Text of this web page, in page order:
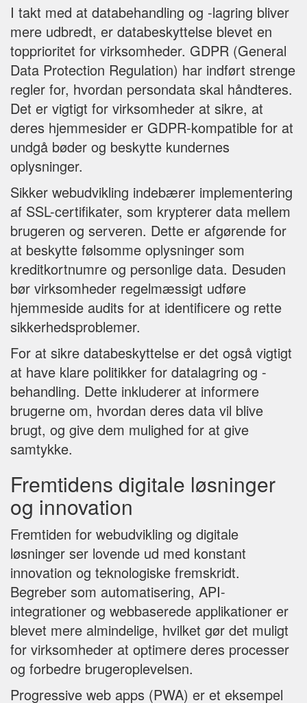
I takt med at databehandling og -lagring bliver
mere udbredt, er databeskyttelse blevet en
topprioritet for virksomheder. GDPR (General
Data Protection Regulation) har indført strenge
regler for, hvordan persondata skal håndteres.
Det er vigtigt for virksomheder at sikre, at
deres hjemmesider er GDPR-kompatible for at
undgå bøder og beskytte kundernes
oplysninger.
Sikker webudvikling indebærer implementering
af SSL-certifikater, som krypterer data mellem
brugeren og serveren. Dette er afgørende for
at beskytte følsomme oplysninger som
kreditkortnumre og personlige data. Desuden
bør virksomheder regelmæssigt udføre
hjemmeside audits for at identificere og rette
sikkerhedsproblemer.
For at sikre databeskyttelse er det også vigtigt
at have klare politikker for datalagring og -
behandling. Dette inkluderer at informere
brugerne om, hvordan deres data vil blive
brugt, og give dem mulighed for at give
samtykke.
Fremtidens digitale løsninger
og innovation
Fremtiden for webudvikling og digitale
løsninger ser lovende ud med konstant
innovation og teknologiske fremskridt.
Begreber som automatisering, API-
integrationer og webbaserede applikationer er
blevet mere almindelige, hvilket gør det muligt
for virksomheder at optimere deres processer
og forbedre brugeroplevelsen.
Progressive web apps (PWA) er et eksempel